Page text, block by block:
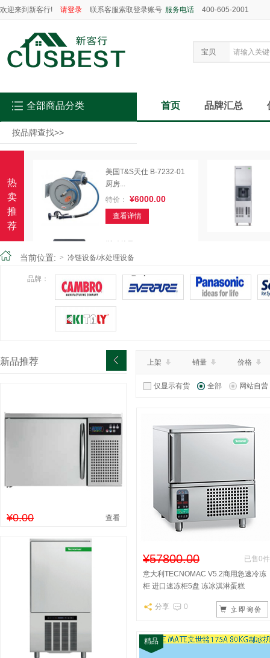
欢迎来到新客行! 请登录 联系客服索取登录账号 服务电话 400-605-2001
宝贝
按品牌查找>>
全部商品分类 首页 品牌汇总
热
卖
推
荐
美国T&S天仕 B-7232-01
厨房...
特价：
¥6000.00
查看详情
24...
查看详情
当前位置: > 冷链设备/水处理设备
品牌：
新品推荐
¥0.00 查看
上架 销量 价格
仅显示有货 全部 网站自营
¥57800.00
已售0件
意大利TECNOMAC V5.2商用急速冷冻
柜 进口速冻柜5盘 冻冰淇淋蛋糕
分享 0
精品